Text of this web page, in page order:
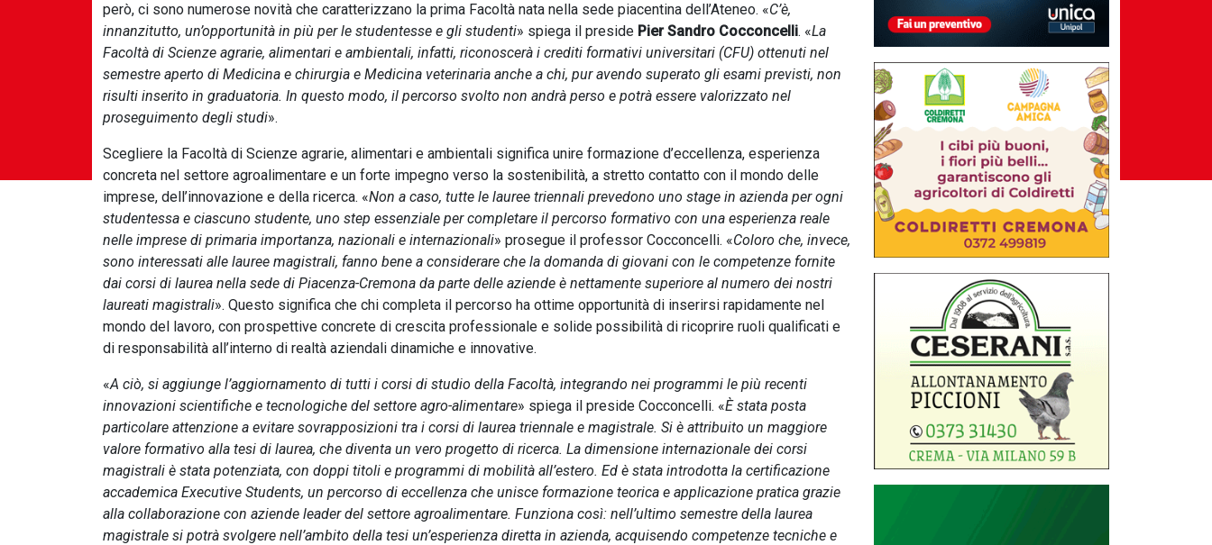
però, ci sono numerose novità che caratterizzano la prima Facoltà nata nella sede piacentina dell’Ateneo. «C’è,
innanzitutto, un’opportunità in più per le studentesse e gli studenti» spiega il preside Pier Sandro Cocconcelli. «La
Facoltà di Scienze agrarie, alimentari e ambientali, infatti, riconoscerà i crediti formativi universitari (CFU) ottenuti nel
semestre aperto di Medicina e chirurgia e Medicina veterinaria anche a chi, pur avendo superato gli esami previsti, non
risulti inserito in graduatoria. In questo modo, il percorso svolto non andrà perso e potrà essere valorizzato nel
proseguimento degli studi».
Scegliere la Facoltà di Scienze agrarie, alimentari e ambientali significa unire formazione d’eccellenza, esperienza
concreta nel settore agroalimentare e un forte impegno verso la sostenibilità, a stretto contatto con il mondo delle
imprese, dell’innovazione e della ricerca. «Non a caso, tutte le lauree triennali prevedono uno stage in azienda per ogni
studentessa e ciascuno studente, uno step essenziale per completare il percorso formativo con una esperienza reale
nelle imprese di primaria importanza, nazionali e internazionali» prosegue il professor Cocconcelli. «Coloro che, invece,
sono interessati alle lauree magistrali, fanno bene a considerare che la domanda di giovani con le competenze fornite
dai corsi di laurea nella sede di Piacenza-Cremona da parte delle aziende è nettamente superiore al numero dei nostri
laureati magistrali». Questo significa che chi completa il percorso ha ottime opportunità di inserirsi rapidamente nel
mondo del lavoro, con prospettive concrete di crescita professionale e solide possibilità di ricoprire ruoli qualificati e
di responsabilità all’interno di realtà aziendali dinamiche e innovative.
«A ciò, si aggiunge l’aggiornamento di tutti i corsi di studio della Facoltà, integrando nei programmi le più recenti
innovazioni scientifiche e tecnologiche del settore agro-alimentare» spiega il preside Cocconcelli. «È stata posta
particolare attenzione a evitare sovrapposizioni tra i corsi di laurea triennale e magistrale. Si è attribuito un maggiore
valore formativo alla tesi di laurea, che diventa un vero progetto di ricerca. La dimensione internazionale dei corsi
magistrali è stata potenziata, con doppi titoli e programmi di mobilità all’estero. Ed è stata introdotta la certificazione
accademica Executive Students, un percorso di eccellenza che unisce formazione teorica e applicazione pratica grazie
alla collaborazione con aziende leader del settore agroalimentare. Funziona così: nell’ultimo semestre della laurea
magistrale si potrà svolgere nell’ambito della tesi un’esperienza diretta in azienda, acquisendo competenze tecniche e